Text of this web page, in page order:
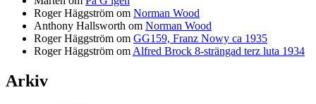
Roger Häggström om Norman Wood
Anthony Hallsworth om Norman Wood
Roger Häggström om GG159, Franz Nowy ca 1935
Roger Häggström om Alfred Brock 8-strängad terz luta 1934
Arkiv